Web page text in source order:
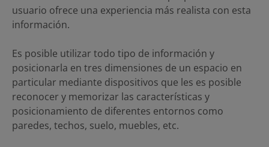
usuario ofrece una experiencia más realista con esta
información.
Es posible utilizar todo tipo de información y
posicionarla en tres dimensiones de un espacio en
particular mediante dispositivos que les es posible
reconocer y memorizar las características y
posicionamiento de diferentes entornos como
paredes, techos, suelo, muebles, etc.